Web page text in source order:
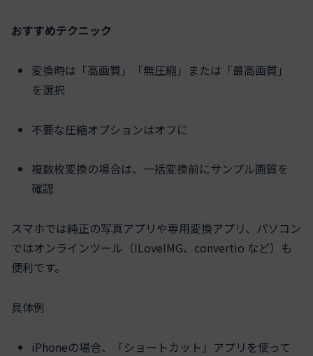
おすすめテクニック
変換時は「高画質」「無圧縮」または「最高画質」
を選択
不要な圧縮オプションはオフに
複数枚変換の場合は、一括変換前にサンプル画質を
確認
スマホでは純正の写真アプリや専用変換アプリ、パソコン
ではオンラインツール（ILoveIMG、convertio など）も
便利です。
具体例
iPhoneの場合、「ショートカット」アプリを使って